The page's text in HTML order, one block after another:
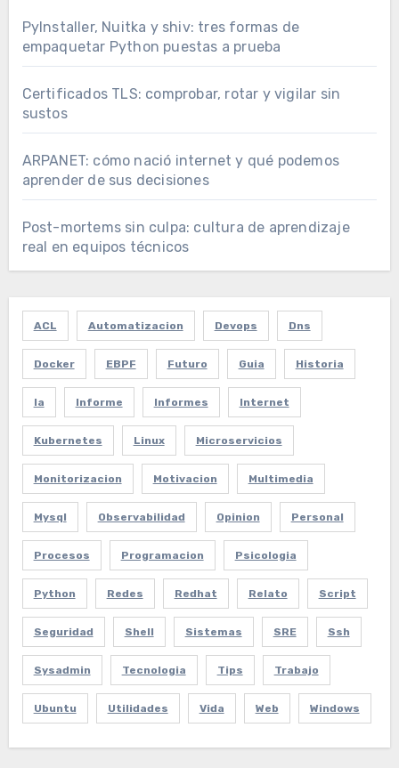
PyInstaller, Nuitka y shiv: tres formas de
empaquetar Python puestas a prueba
Certificados TLS: comprobar, rotar y vigilar sin
sustos
ARPANET: cómo nació internet y qué podemos
aprender de sus decisiones
Post-mortems sin culpa: cultura de aprendizaje
real en equipos técnicos
ACL Automatizacion Devops Dns
Docker EBPF Futuro Guia Historia
Ia Informe Informes Internet
Kubernetes Linux Microservicios
Monitorizacion Motivacion Multimedia
Mysql Observabilidad Opinion Personal
Procesos Programacion Psicologia
Python Redes Redhat Relato Script
Seguridad Shell Sistemas SRE Ssh
Sysadmin Tecnologia Tips Trabajo
Ubuntu Utilidades Vida Web Windows